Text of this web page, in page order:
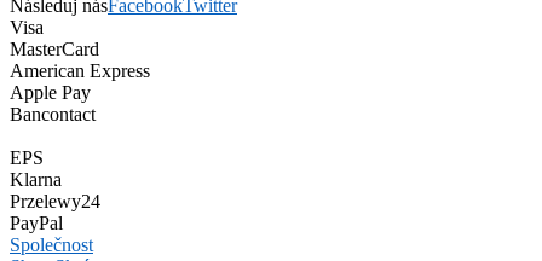
Následuj násFacebookTwitter
Visa
MasterCard
American Express
Apple Pay
Bancontact
EPS
Klarna
Przelewy24
PayPal
Společnost